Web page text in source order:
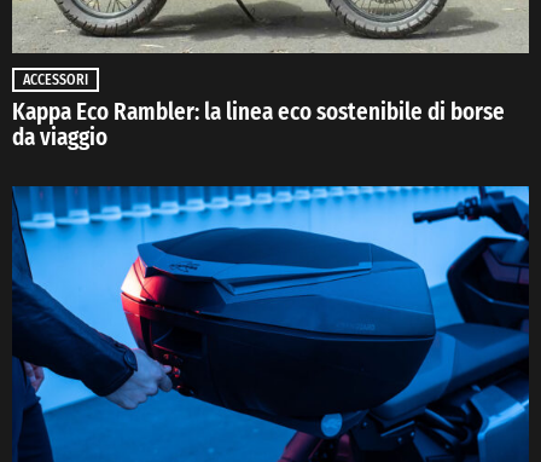
ACCESSORI
Kappa Eco Rambler: la linea eco sostenibile di borse
da viaggio